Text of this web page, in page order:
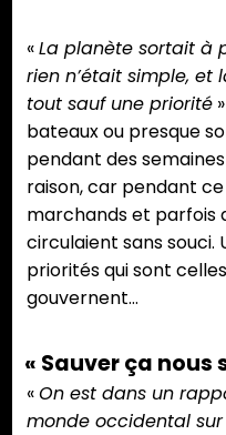
«La planète sortait à
rien n’était simple,
tout sauf une priorité
bateaux ou presque
pendant des
raison, car pendant
marchands et parfois
circulaient sans souci.
priorités qui sont
gouvernent…
« Sauver ça nous
«On est dans un
monde occidental